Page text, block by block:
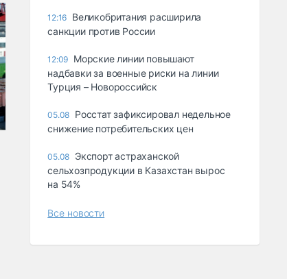
12:16 Великобритания расширила
санкции против России
12:09 Морские линии повышают
надбавки за военные риски на линии
Турция – Новороссийск
05.08 Росстат зафиксировал недельное
снижение потребительских цен
05.08 Экспорт астраханской
сельхозпродукции в Казахстан вырос
на 54%
Все новости